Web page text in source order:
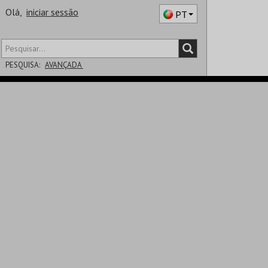
Olá, iniciar sessão PT
PESQUISA: AVANÇADA